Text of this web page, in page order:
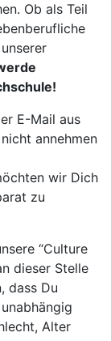
Ob als Teil
E-Mail aus
annehmen
wir Dich
zu
“Culture
dieser Stelle
dass Du
Alter